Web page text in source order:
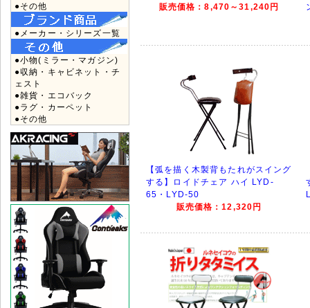
●その他
●メーカー・シリーズ一覧
●小物(ミラー・マガジン)
●収納・キャビネット・チ
ェスト
●雑貨・エコバック
●ラグ・カーペット
●その他
販売価格：8,470～31,240円
【弧を描く木製背もたれがスイング
する】ロイドチェア ハイ LYD-
65・LYD-50
販売価格：12,320円